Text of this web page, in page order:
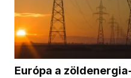
Európa a